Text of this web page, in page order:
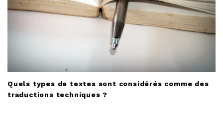
Quels types de textes sont considérés comme des
traductions techniques ?